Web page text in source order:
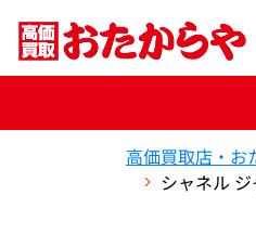
高価買取店・お
シャネル